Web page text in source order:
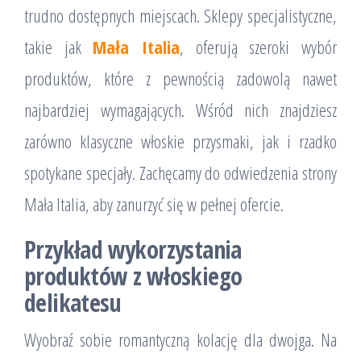
trudno dostępnych miejscach. Sklepy specjalistyczne,
takie jak Mała Italia, oferują szeroki wybór
produktów, które z pewnością zadowolą nawet
najbardziej wymagających. Wśród nich znajdziesz
zarówno klasyczne włoskie przysmaki, jak i rzadko
spotykane specjały. Zachęcamy do odwiedzenia strony
Mała Italia, aby zanurzyć się w pełnej ofercie.
Przykład wykorzystania
produktów z włoskiego
delikatesu
Wyobraź sobie romantyczną kolację dla dwojga. Na